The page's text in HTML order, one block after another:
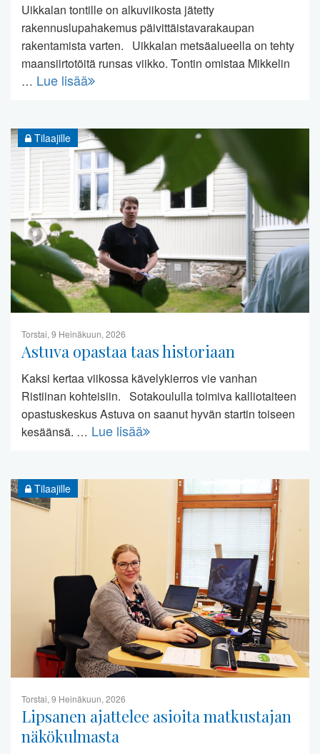
Uikkalan tontille on alkuviikosta jätetty
rakennuslupahakemus päivittäistavarakaupan
rakentamista varten. Uikkalan metsäalueella on tehty
maansiirtotöitä runsas viikko. Tontin omistaa Mikkelin
… Lue lisää
Tilaajille
Torstai, 9 Heinäkuun, 2026
Astuva opastaa taas historiaan
Kaksi kertaa viikossa kävelykierros vie vanhan
Ristiinan kohteisiin. Sotakoululla toimiva kalliotaiteen
opastuskeskus Astuva on saanut hyvän startin toiseen
kesäänsä. … Lue lisää
Tilaajille
Torstai, 9 Heinäkuun, 2026
Lipsanen ajattelee asioita matkustajan
näkökulmasta